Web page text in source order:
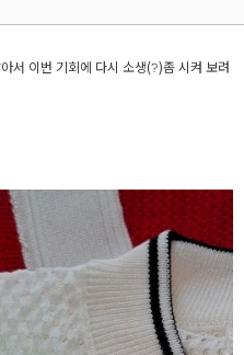
서 이번 기회에 다시 소생(?)좀 시켜 보려